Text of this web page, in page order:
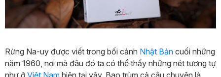
Rừng Na-uy được viết trong bối cảnh Nhật Bản cuối những
năm 1960, nơi mà đâu đó ta có thể thấy những nét tương tự
như ở Việt Nam hiện tại vậy. Bao trùm cả câu chuyện là